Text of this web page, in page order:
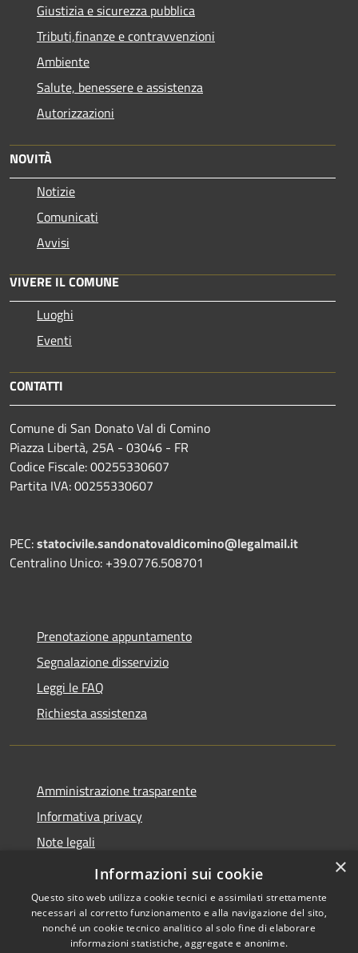
Giustizia e sicurezza pubblica
Tributi,finanze e contravvenzioni
Ambiente
Salute, benessere e assistenza
Autorizzazioni
NOVITÀ
Notizie
Comunicati
Avvisi
VIVERE IL COMUNE
Luoghi
Eventi
CONTATTI
Comune di San Donato Val di Comino
Piazza Libertà, 25A - 03046 - FR
Codice Fiscale: 00255330607
Partita IVA: 00255330607
PEC:statocivile.sandonatovaldicomino@legalmail.it
Centralino Unico: +39.0776.508701
Prenotazione appuntamento
Segnalazione disservizio
Leggi le FAQ
Richiesta assistenza
Amministrazione trasparente
Informativa privacy
Note legali
Dichiarazione di accessibilità
Copyright © 2026 • Comune di
×
Informazioni sui cookie
Questo sito web utilizza cookie tecnici e assimilati strettamente
necessari al corretto funzionamento e alla navigazione del sito,
nonché un cookie tecnico analitico al solo fine di elaborare
informazioni statistiche, aggregate e anonime.